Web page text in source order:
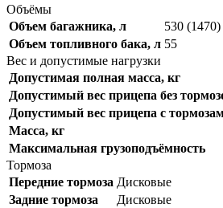
Объёмы
Объем багажника, л
530 (1470)
Объем топливного бака, л 55
Вес и допустимые нагрузки
Допустимая полная масса, кг
Допустимый вес прицепа без
Допустимый вес прицепа с
Масса, кг
Максимальная грузоподъёмность
Тормоза
Передние тормоза Дисковые
Задние тормоза
Дисковые